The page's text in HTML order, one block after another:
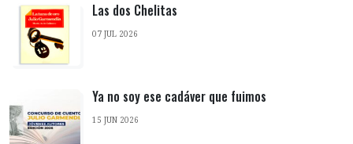
Las dos Chelitas
07 JUL 2026
Ya no soy ese cadáver que fuimos
15 JUN 2026